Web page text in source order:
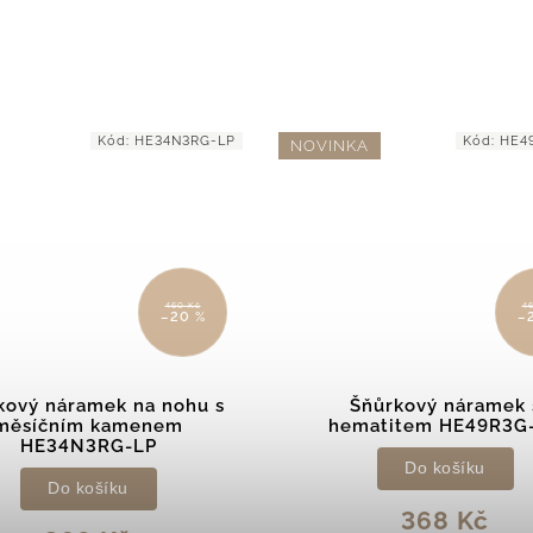
460 Kč
–20 %
náramek s
HE49R3G-BK
368 Kč
Do košíku
Kód: HE49R3G-BK
Šňůrkový náramek na
onyxem HE32N3RG-
368 Kč
Do košíku
Kód: